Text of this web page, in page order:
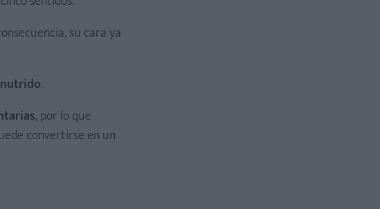
su cara ya
.
, por lo que
convertirse en un